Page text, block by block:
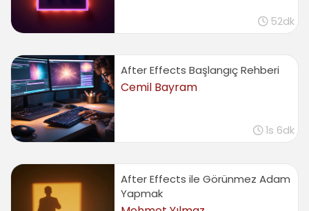
Çeşitli efekt kullanım örnekleri, Küre, Dağılım,
Üretim
08:41
Brainstorm yardımıyla efekt üretme
(Brainstrom)
05:14
Efektler için yardım menüsünü kullanma
02:48
Video Düzenleme
Zaman kodularını anlama (Timecode)
01:15
Videoları düzenleme (Trimming)
52dk
After Effects Başlangıç Rehberi
Cemil Bayram
1s 6dk
After Effects ile Görünmez Adam
Yapmak